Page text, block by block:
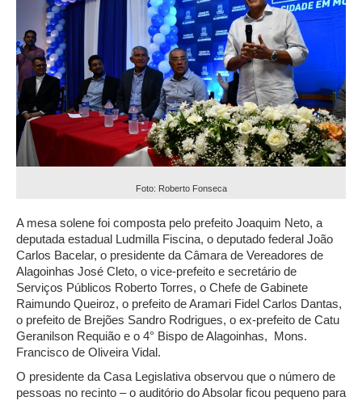
Foto: Roberto Fonseca
A mesa solene foi composta pelo prefeito Joaquim Neto, a
deputada estadual Ludmilla Fiscina, o deputado federal João
Carlos Bacelar, o presidente da Câmara de Vereadores de
Alagoinhas José Cleto, o vice-prefeito e secretário de
Serviços Públicos Roberto Torres, o Chefe de Gabinete
Raimundo Queiroz, o prefeito de Aramari Fidel Carlos Dantas,
o prefeito de Brejões Sandro Rodrigues, o ex-prefeito de Catu
Geranilson Requião e o 4° Bispo de Alagoinhas, Mons.
Francisco de Oliveira Vidal.
O presidente da Casa Legislativa observou que o número de
pessoas no recinto – o auditório do Absolar ficou pequeno para